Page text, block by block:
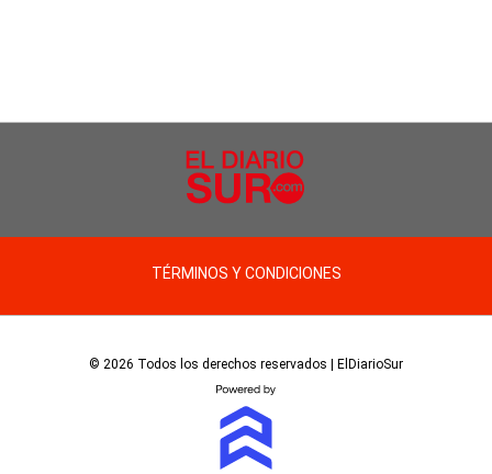
TÉRMINOS Y CONDICIONES
© 2026 Todos los derechos reservados | ElDiarioSur